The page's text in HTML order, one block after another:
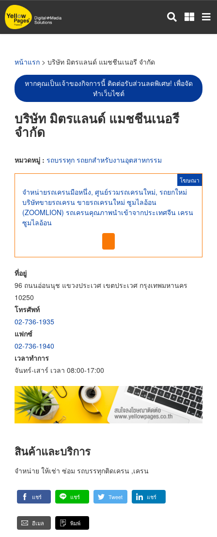
ข้าม
ไป
หน้าแรก > บริษัท มิตรแลนด์ แมชชีนเนอรี จำกัด
หากคุณเป็นเจ้าของกิจการนี้ ติดต่อรับส่วนลดพิเศษ! เพื่อจัด
ทำเว็บไซต์
บริษัท มิตรแลนด์ แมชชีนเนอรี
จำกัด
หมวดหมู่ : รถบรรทุก รถยกสำหรับงานอุตสาหกรรม
โฆษณา
จำหน่ายรถเครนมือหนึ่ง, ศูนย์รวมรถเครนใหม่, รถยกใหม่
บริษัทขายรถเครน ขายรถเครนใหม่ ซูมไลอ้อน
(ZOOMLION) รถเครนคุณภาพนำเข้าจากประเทศจีน เครน
ซูมไลอ้อน
ที่อยู่
96 ถนนอ่อนนุช แขวงประเวศ เขตประเวศ กรุงเทพมหานคร
10250
โทรศัพท์
02-736-1935
แฟกซ์
02-736-1940
เวลาทำการ
จันทร์-เสาร์ เวลา 08:00-17:00
สินค้าและบริการ
จำหน่าย ให้เช่า ซ่อม รถบรรทุกติดเครน ,เครน
แชร์ แชร์ Tweet แชร์
อีเมล พิมพ์